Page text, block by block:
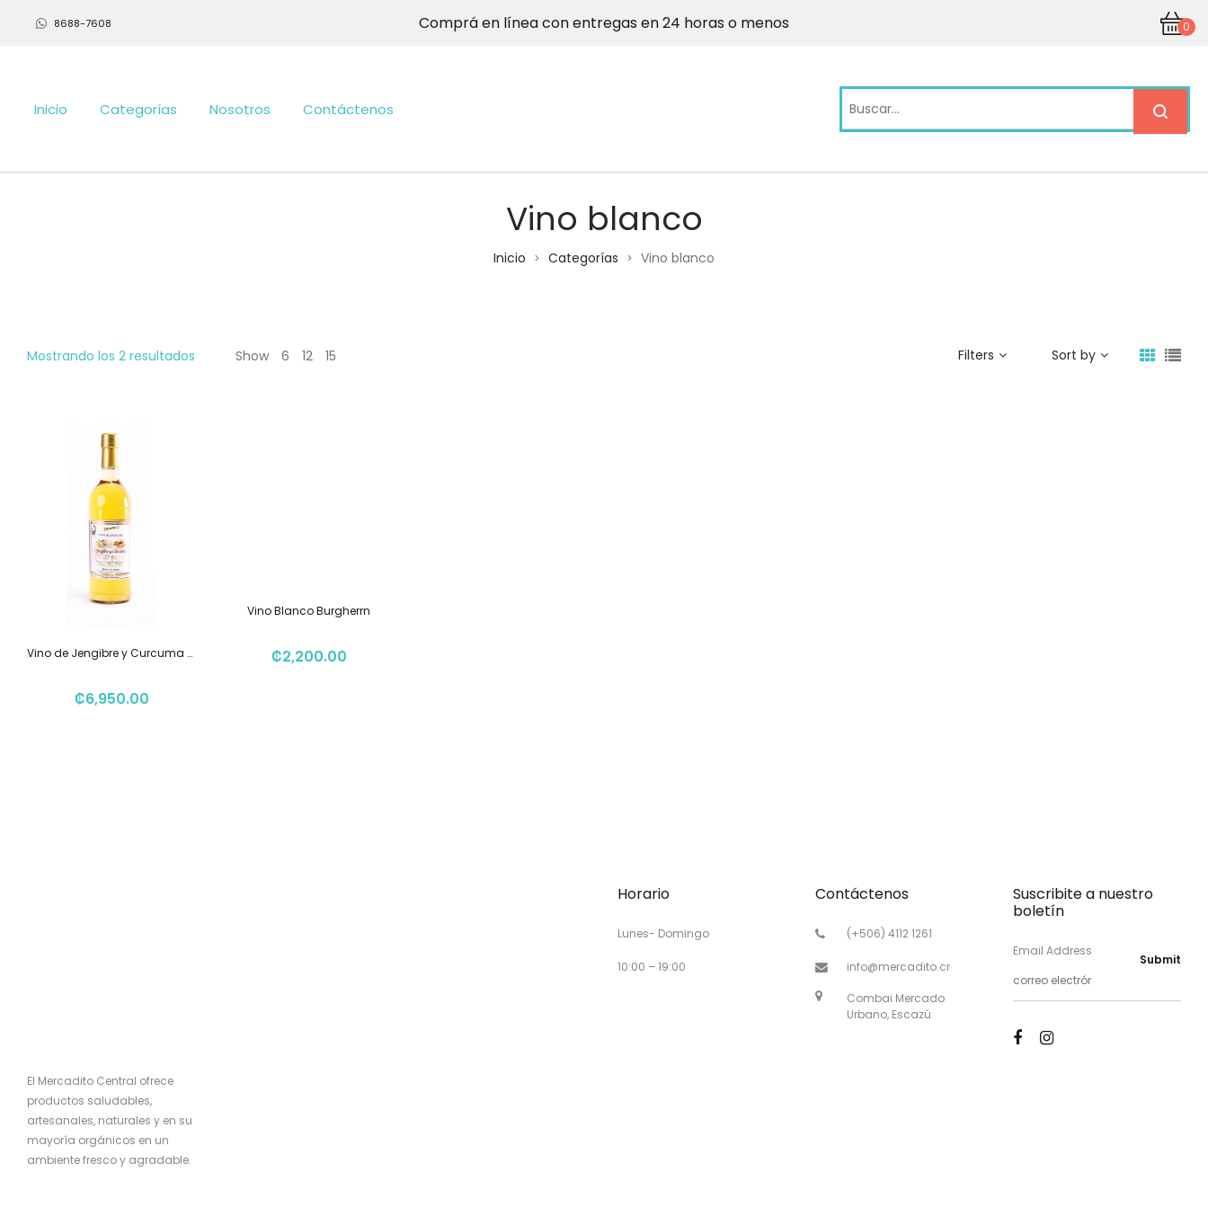
8688-7608 Comprá en línea con entregas en 24 horas o menos 0
Inicio Categorías Nosotros Contáctenos
Vino blanco
Inicio > Categorías > Vino blanco
Mostrando los 2 resultados Show 6 12 15 Filters Sort by
Vino de Jengibre y Curcuma 750ml
₡6,950.00
Vino Blanco Burgherrn
₡2,200.00
El Mercadito Central ofrece
productos saludables,
artesanales, naturales y en su
mayoría orgánicos en un
ambiente fresco y agradable.
Horario
Lunes- Domingo
10:00 – 19:00
Contáctenos
(+506) 4112 1261
info@mercadito.cr
Combai Mercado
Urbano, Escazú
Suscribite a nuestro
boletín
Email Address
Submit